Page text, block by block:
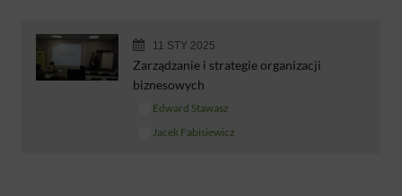
11 STY 2025
Zarządzanie i strategie organizacji
biznesowych
Edward Stawasz
Jacek Fabisiewicz